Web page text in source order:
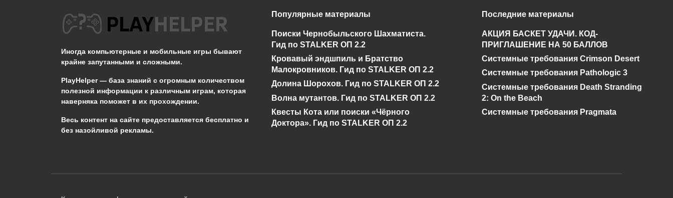
Не появляется Кот в
STALKER ОП 2.2
Нет диалога про
Бизоны у Креста в
Сталкер ОП 2.2
5.2к.
STALKER ОП 2.2 +
0
Поиски
Шахматиста. Гид по
STALKER ОП 2.2
0 92.5к.
Иногда компьютерные и мобильные игры бывают
крайне запутанными и сложными.
PlayHelper — база знаний с огромным количеством
полезной информации к различным играм, которая
наверняка поможет в их прохождении.
Весь контент на сайте предоставляется бесплатно и
без назойливой рекламы.
Популярные материалы
Поиски Чернобыльского Шахматиста.
Гид по STALKER ОП 2.2
Кровавый эндшпиль и Братство
Малокровников. Гид по STALKER ОП 2.2
Долина Шорохов. Гид по STALKER ОП 2.2
Волна мутантов. Гид по STALKER ОП 2.2
Квесты Кота или поиски «Чёрного
Доктора». Гид по STALKER ОП 2.2
Последние материалы
АКЦИЯ БАСКЕТ УДАЧИ. КОД-
ПРИГЛАШЕНИЕ НА 50 БАЛЛОВ
Системные требования Crimson Desert
Системные требования Pathologic 3
Системные требования Death Stranding
2: On the Beach
Системные требования Pragmata
Сообщить об ошибке